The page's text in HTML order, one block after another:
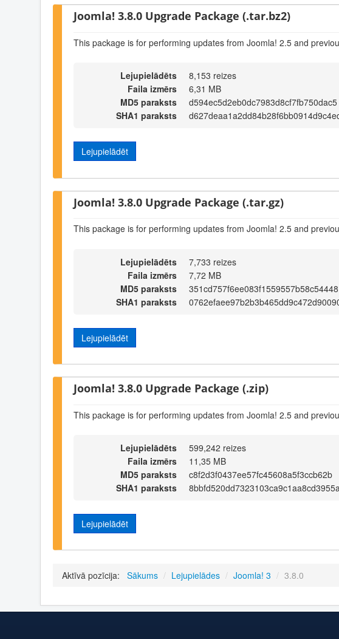
Joomla! 3.8.0 Upgrade Package (.tar.bz2)
This package is for performing updates from Joomla! 2.5 and
Lejupielādēts
8,153 reizes
Faila izmērs
6,31 MB
MD5 paraksts
d594ec5d2eb0dc7983d8cf7fb750dac5
SHA1 paraksts
Lejupielādēt
Joomla! 3.8.0 Upgrade Package (.tar.gz)
This package is for performing updates from Joomla! 2.5 and
Lejupielādēts
7,733 reizes
Faila izmērs
7,72 MB
MD5 paraksts
351cd757f6ee083f1559557b58c54448
SHA1 paraksts
Lejupielādēt
Joomla! 3.8.0 Upgrade Package (.zip)
This package is for performing updates from Joomla! 2.5 and
Lejupielādēts
599,242 reizes
Faila izmērs
11,35 MB
MD5 paraksts
c8f2d3f0437ee57fc45608a5f3ccb62b
SHA1 paraksts
Lejupielādēt
Aktīvā pozīcija: Sākums / Lejupielādes / Joomla! 3 / 3.8.0